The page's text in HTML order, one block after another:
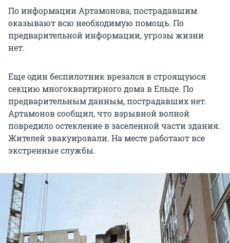
По информации Артамонова, пострадавшим
оказывают всю необходимую помощь. По
предварительной информации, угрозы жизни
нет.
Еще один беспилотник врезался в строящуюся
секцию многоквартирного дома в Ельце. По
предварительным данным, пострадавших нет.
Артамонов сообщил, что взрывной волной
повредило остекление в заселенной части здания.
Жителей эвакуировали. На месте работают все
экстренные службы.